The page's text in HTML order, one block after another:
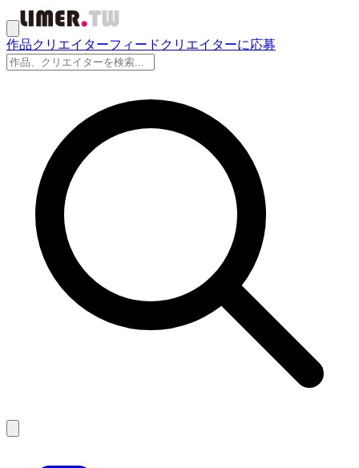
作品クリエイターフィード クリエイターに応募